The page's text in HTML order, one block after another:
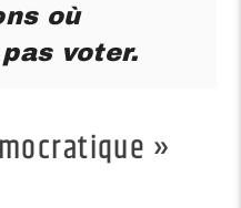
où
voter.
»